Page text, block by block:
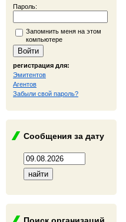
Пароль:
Запомнить меня на этом
компьютере
регистрация для:
Эмитентов
Агентов
Забыли свой пароль?
Сообщения за дату